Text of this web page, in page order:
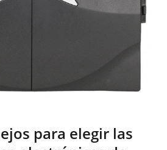
para elegir las